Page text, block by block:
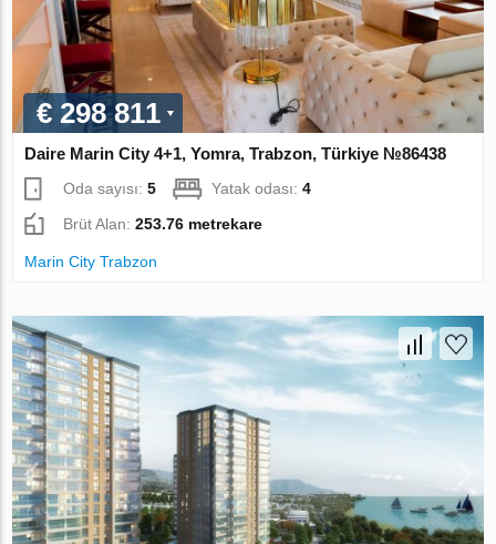
€ 298 811
Daire Marin City 4+1, Yomra, Trabzon, Türkiye №86438
Oda sayısı:5 Yatak odası:4
Brüt Alan:253.76 metrekare
Marin City Trabzon